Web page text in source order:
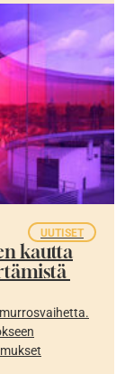
UUTISET
kautta